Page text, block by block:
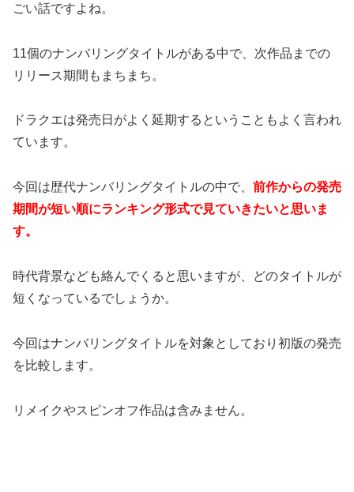
ごい話ですよね。
11個のナンバリングタイトルがある中で、次作品までの
リリース期間もまちまち。
ドラクエは発売日がよく延期するということもよく言われ
ています。
今回は歴代ナンバリングタイトルの中で、 前作からの発売
期間が短い順にランキング形式で見ていきたいと思いま
す。
時代背景なども絡んでくると思いますが、どのタイトルが
短くなっているでしょうか。
今回はナンバリングタイトルを対象としており初版の発売
を比較します。
リメイクやスピンオフ作品は含みません。